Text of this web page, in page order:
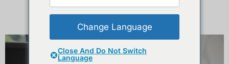
Çene Eklemi (TME) Bozuklukları Nedir? Çene Ağrısı Neden
Change Language
Close And Do Not Switch
Language